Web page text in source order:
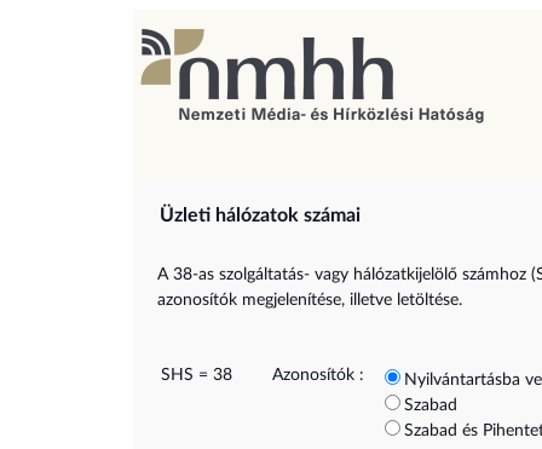
Üzleti hálózatok számai
A 38-as szolgáltatás- vagy hálózatkijelölő számhoz
azonosítók megjelenítése, illetve letöltése.
SHS = 38 Azonosítók :
Nyilvántartásba
Szabad
Szabad és